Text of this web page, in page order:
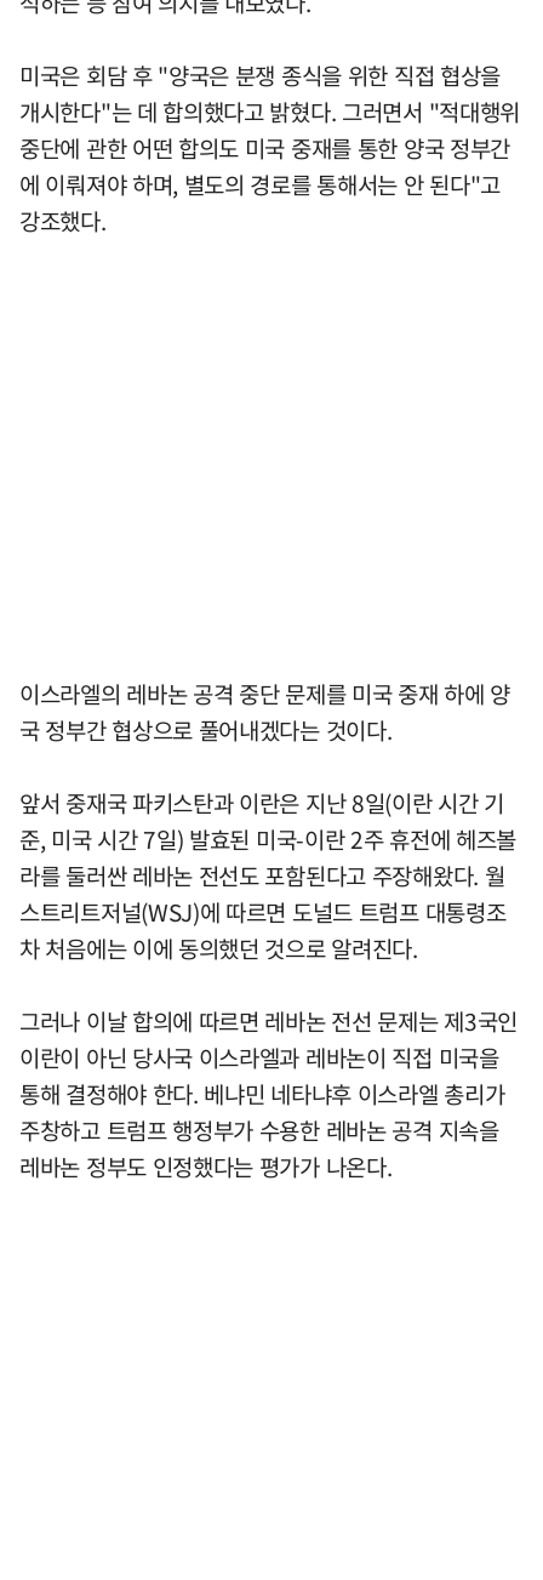
미국은 회담 후 "양국은 분쟁 종식을 위한 직접 협상을
개시한다"는 데 합의했다고 밝혔다. 그러면서 "적대행위
중단에 관한 어떤 합의도 미국 중재를 통한 양국 정부간
에 이뤄져야 하며, 별도의 경로를 통해서는 안 된다"고
강조했다.
이스라엘의 레바논 공격 중단 문제를 미국 중재 하에 양
국 정부간 협상으로 풀어내겠다는 것이다.
앞서 중재국 파키스탄과 이란은 지난 8일(이란 시간 기
준, 미국 시간 7일) 발효된 미국-이란 2주 휴전에 헤즈볼
라를 둘러싼 레바논 전선도 포함된다고 주장해왔다. 월
스트리트저널(WSJ)에 따르면 도널드 트럼프 대통령조
차 처음에는 이에 동의했던 것으로 알려진다.
그러나 이날 합의에 따르면 레바논 전선 문제는 제3국인
이란이 아닌 당사국 이스라엘과 레바논이 직접 미국을
통해 결정해야 한다. 베냐민 네타냐후 이스라엘 총리가
주창하고 트럼프 행정부가 수용한 레바논 공격 지속을
레바논 정부도 인정했다는 평가가 나온다.